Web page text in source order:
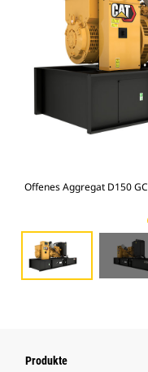
Offenes Aggregat D150 GC
Produkte